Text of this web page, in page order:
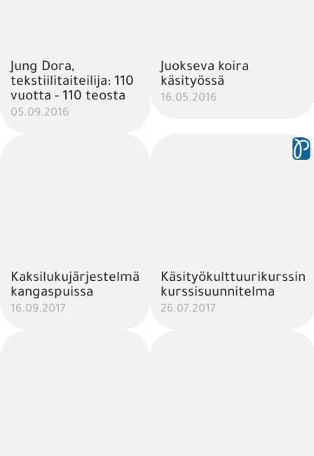
Jung Dora,
tekstiilitaiteilija: 110
vuotta - 110 teosta
05.09.2016
Juokseva koira
käsityössä
16.05.2016
Kaksilukujärjestelmä
kangaspuissa
16.09.2017
Käsityökulttuurikurssin
kurssisuunnitelma
26.07.2017